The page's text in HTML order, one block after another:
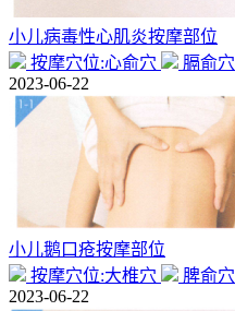
小儿病毒性心肌炎按摩部位
按摩穴位:心俞穴
膈俞穴
2023-06-22
小儿鹅口疮按摩部位
按摩穴位:大椎穴
脾俞穴
2023-06-22